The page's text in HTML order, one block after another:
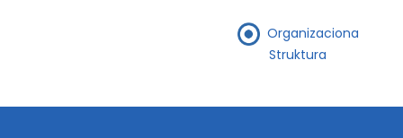
Organizaciona
Struktura